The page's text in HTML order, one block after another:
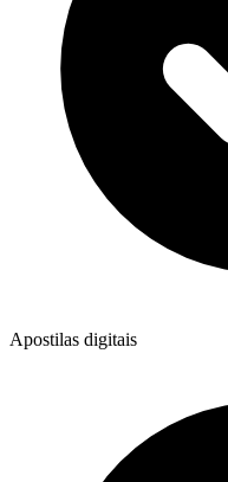
Apostilas digitais